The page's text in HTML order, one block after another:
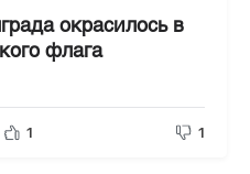
окрасилось в
флага
1 1